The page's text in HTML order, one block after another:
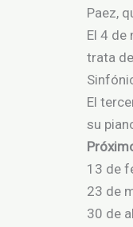
Paez,
El 4 de
trata
El
su
13 de
23 de
30 de